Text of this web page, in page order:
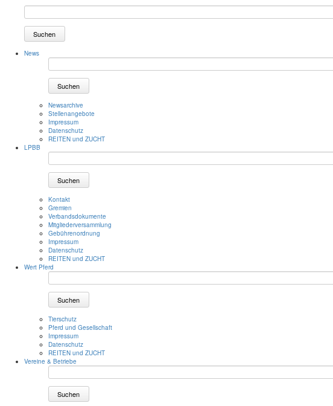
Suchen
News
Suchen
Newsarchive
Stellenangebote
Impressum
Datenschutz
REITEN und ZUCHT
LPBB
Suchen
Kontakt
Gremien
Verbandsdokumente
Mitgliederversammlung
Gebührenordnung
Impressum
Datenschutz
REITEN und ZUCHT
Wert Pferd
Suchen
Tierschutz
Pferd und Gesellschaft
Impressum
Datenschutz
REITEN und ZUCHT
Vereine & Betriebe
Suchen